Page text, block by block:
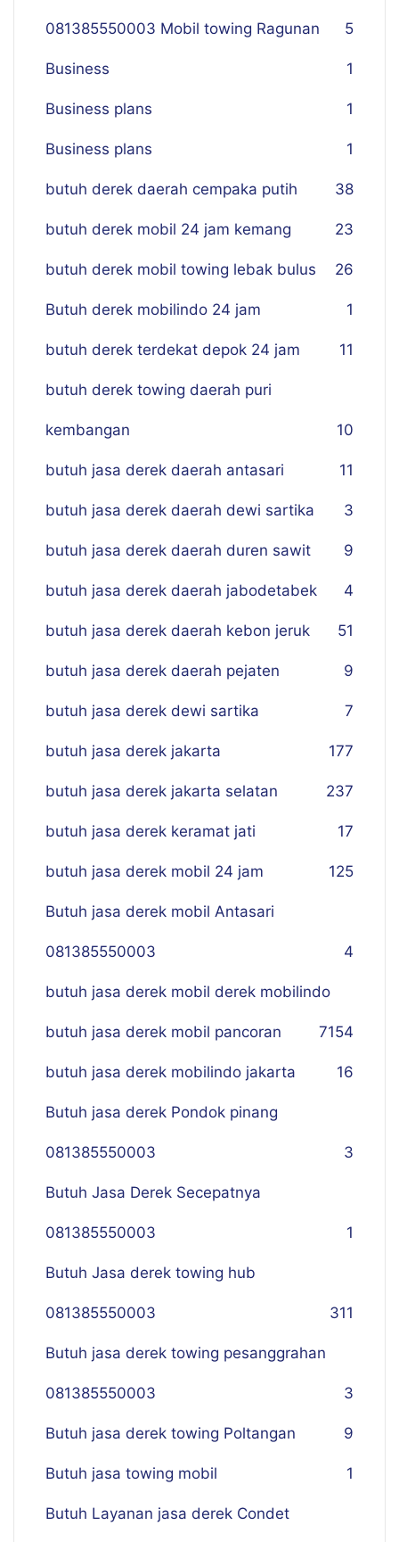
081385550003 Mobil towing Ragunan 5
Business 1
Business plans 1
Business plans 1
butuh derek daerah cempaka putih 38
butuh derek mobil 24 jam kemang 23
butuh derek mobil towing lebak bulus 26
Butuh derek mobilindo 24 jam 1
butuh derek terdekat depok 24 jam 11
butuh derek towing daerah puri
kembangan 10
butuh jasa derek daerah antasari 11
butuh jasa derek daerah dewi sartika 3
butuh jasa derek daerah duren sawit 9
butuh jasa derek daerah jabodetabek 4
butuh jasa derek daerah kebon jeruk 51
butuh jasa derek daerah pejaten 9
butuh jasa derek dewi sartika 7
butuh jasa derek jakarta 177
butuh jasa derek jakarta selatan 237
butuh jasa derek keramat jati 17
butuh jasa derek mobil 24 jam 125
Butuh jasa derek mobil Antasari
081385550003 4
butuh jasa derek mobil derek mobilindo
154
butuh jasa derek mobil pancoran 7
butuh jasa derek mobilindo jakarta 16
Butuh jasa derek Pondok pinang
081385550003 3
Butuh Jasa Derek Secepatnya
081385550003 1
Butuh Jasa derek towing hub
081385550003 311
Butuh jasa derek towing pesanggrahan
081385550003 3
Butuh jasa derek towing Poltangan 9
Butuh jasa towing mobil 1
Butuh Layanan jasa derek Condet